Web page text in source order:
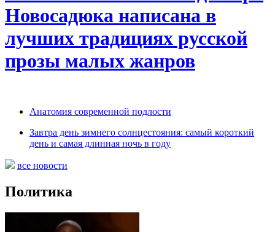
Новосадюка написана в
лучших традициях русской
прозы малых жанров
Анатомия современной подлости
Завтра день зимнего солнцестояния: самый короткий
день и самая длинная ночь в году
все новости
Политика